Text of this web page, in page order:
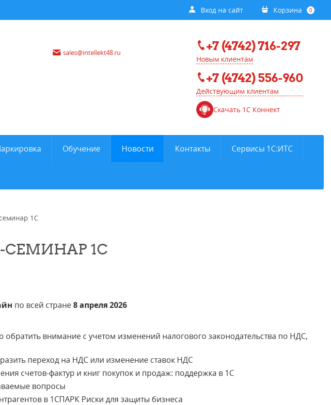
Вход на сайт Корзина 0
sales@intellekt48.ru +7 (4742) 716-297
Новым клиентам
+7 (4742) 556-960
Действующим клиентам
Скачать 1С Коннект
Обучение Новости Контакты Сервисы 1С:ИТС
1С
1С
по всей стране8 апреля 2026
обратить внимание с учетом изменений налогового законодательства по НДС,
переход на НДС или изменение ставок НДС
счетов-фактур и книг покупок и продаж: поддержка в 1С
вопросы
в 1СПАРК Риски для защиты бизнеса